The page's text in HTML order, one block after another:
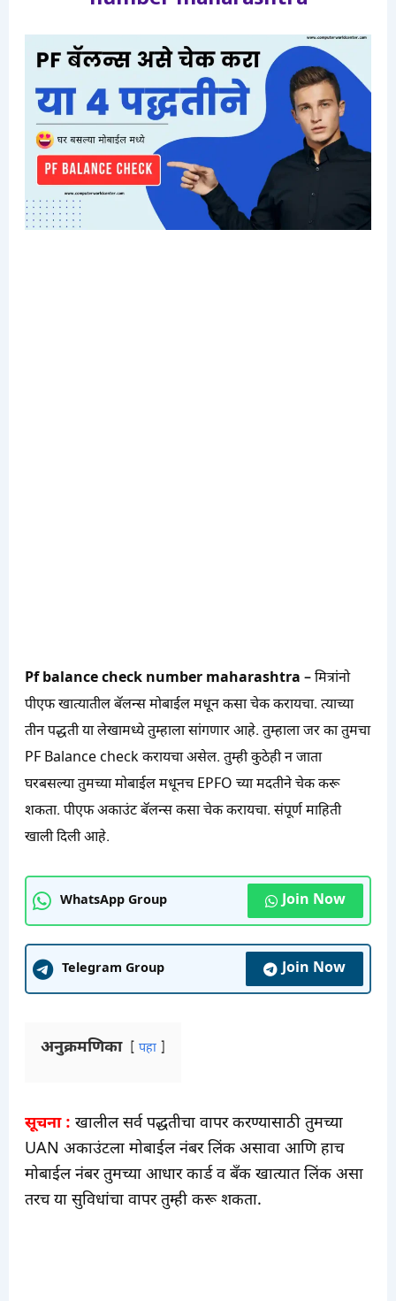
Pf balance check number maharashtra – मित्रांनो
पीएफ खात्यातील बॅलन्स मोबाईल मधून कसा चेक करायचा. त्याच्या
तीन पद्धती या लेखामध्ये तुम्हाला सांगणार आहे. तुम्हाला जर का तुमचा
PF Balance check करायचा असेल. तुम्ही कुठेही न जाता
घरबसल्या तुमच्या मोबाईल मधूनच EPFO च्या मदतीने चेक करू
शकता. पीएफ अकाउंट बॅलन्स कसा चेक करायचा. संपूर्ण माहिती
खाली दिली आहे.
WhatsApp Group Join Now
Telegram Group Join Now
अनुक्रमणिका पहा
सूचना : खालील सर्व पद्धतीचा वापर करण्यासाठी तुमच्या
UAN अकाउंटला मोबाईल नंबर लिंक असावा आणि हाच
मोबाईल नंबर तुमच्या आधार कार्ड व बँक खात्यात लिंक असा
तरच या सुविधांचा वापर तुम्ही करू शकता.